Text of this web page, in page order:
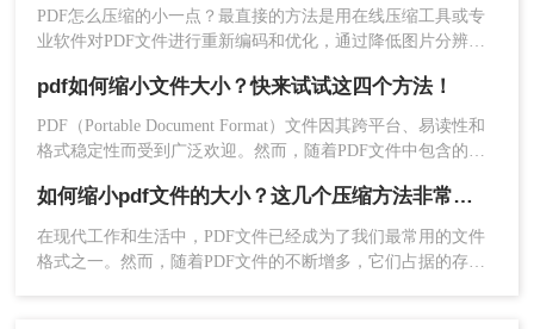
4、点击“确定”按钮，等待压缩完成。
时间。那么pdf文件太大如何缩小呢？我有几个方法可以和大家
分享一下，一起来看看吧。
PDF怎么压缩的小一点？最直接的方法是用在线压缩工具或专
业软件对PDF文件进行重新编码和优化，通过降低图片分辨
读的前提下将文件体积缩小到原来的10%~50%。
pdf如何缩小文件大小？快来试试这四个方法！
PDF（Portable Document Format）文件因其跨平台、易读性和
格式稳定性而受到广泛欢迎。然而，随着PDF文件中包含的内
加，给存储、传输和分享带来不便。那么PDF如何缩小文件大
小呢？本文将介绍几种方法来帮助您缩小PDF文件的大小。
如何缩小pdf文件的大小？这几个压缩方法非常不错！
在现代工作和生活中，PDF文件已经成为了我们最常用的文件
格式之一。然而，随着PDF文件的不断增多，它们占据的存储